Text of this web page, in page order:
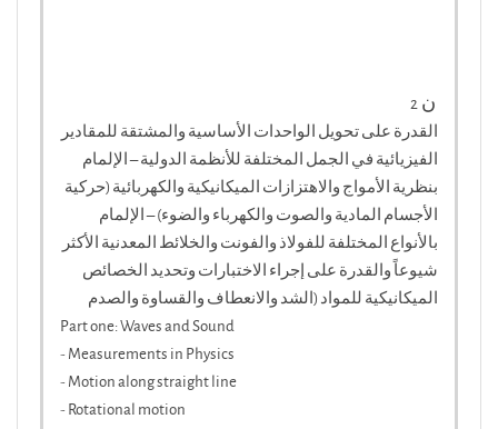
ن
القدرة على تحويل الواحدات الأساسية والمشتقة للمقادير
الفيزيائية في الجمل المختلفة للأنظمة الدولية – الإلمام
بنظرية الأمواج والاهتزازات الميكانيكية والكهربائية (حركية
الأجسام المادية والصوت والكهرباء والضوء) – الإلمام
بالأنواع المختلفة للفولاذ والفونت والخلائط المعدنية الأكثر
شيوعاً والقدرة على إجراء الاختبارات وتحديد الخصائص
الميكانيكية للمواد (الشد والانعطاف والقساوة والصدم
Part one: Waves and Sound
- Measurements in Physics
- Motion along straight line
- Rotational motion